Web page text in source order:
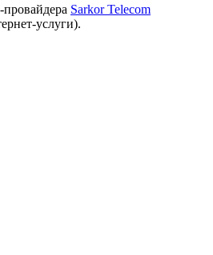
Sarkor Telecom
услуги).